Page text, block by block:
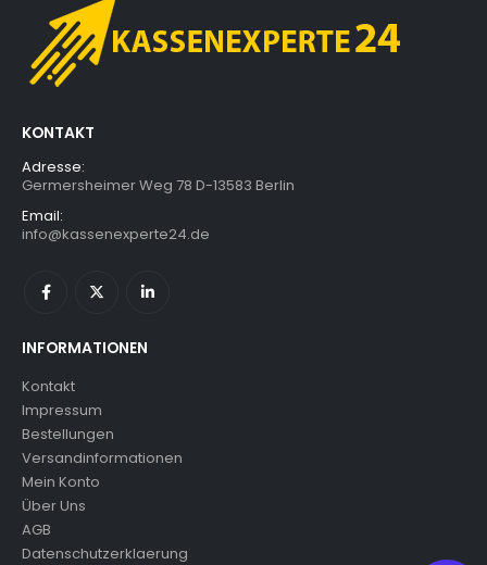
KONTAKT
Adresse:
Germersheimer Weg 78 D-13583 Berlin
Email:
info@kassenexperte24.de
INFORMATIONEN
Kontakt
Impressum
Bestellungen
Versandinformationen
Mein Konto
Über Uns
AGB
Datenschutzerklaerung